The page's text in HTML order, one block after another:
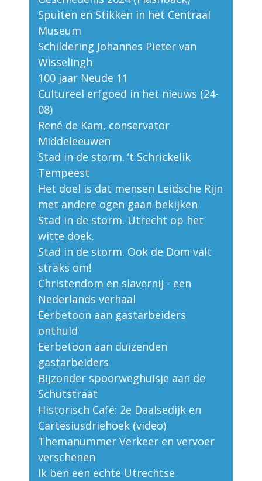
Spuiten en Stikken in het Centraal
Museum
Schildering Johannes Pieter van
Wisselingh
100 jaar Neude 11
Cultureel erfgoed in het nieuws (24-
08)
René de Kam, conservator
Middeleeuwen
Stad in de storm. ’t Schrickelik
Tempeest
Het doel is dat mensen Leidsche Rijn
met andere ogen gaan bekijken
Stad in de storm. Utrecht op het
witte doek.
Stad in de storm. Ook de Dom valt
straks om!
Christendom en slavernij - een
Nederlands verhaal
Eerbetoon aan gastarbeiders
onthuld
Eerbetoon aan duizenden
gastarbeiders
Bijzonder spoorweghuisje aan de
Schutstraat
Historisch Café: 2e Daalsedijk en
Cartesiusdriehoek (video)
Themanummer Verkeer en vervoer
verschenen
Ik ben een echte Utrechtse